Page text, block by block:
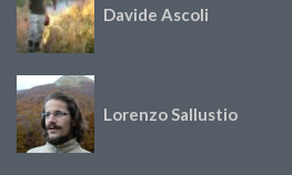
Davide Ascoli
Lorenzo Sallustio